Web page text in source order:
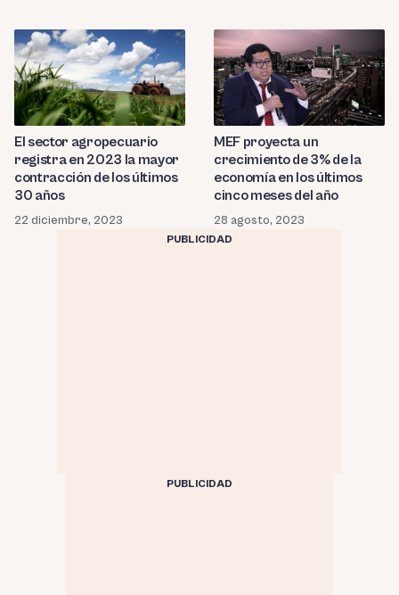
El sector agropecuario
registra en 2023 la mayor
contracción de los últimos
30 años
22 diciembre, 2023
MEF proyecta un
crecimiento de 3% de la
economía en los últimos
cinco meses del año
28 agosto, 2023
PUBLICIDAD
PUBLICIDAD